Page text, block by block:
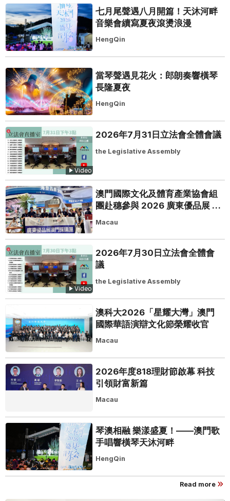
七月尾聲遇八月開篇！天沐河畔
音樂會續寫夏夜滾燙浪漫
HengQin
當琴聲遇見花火：郎朗奏響橫琴
長隆夏夜
HengQin
Video
2026年7月31日立法會全體會議
the Legislative Assembly
澳門國際文化及體育產業協會組
團赴穗參與 2026 廣東優品展 搭
建粵澳聯動橋樑助推粵品走向葡
Macau
Video
2026年7月30日立法會全體會
議
the Legislative Assembly
澳科大2026「星耀大灣」澳門
國際華語演辯文化節榮耀收官
Macau
2026年度818理財節啟幕 科技
引領財富新篇
Macau
琴澳相融 樂漾盛夏！——澳門歌
手唱響橫琴天沐河畔
HengQin
Read more